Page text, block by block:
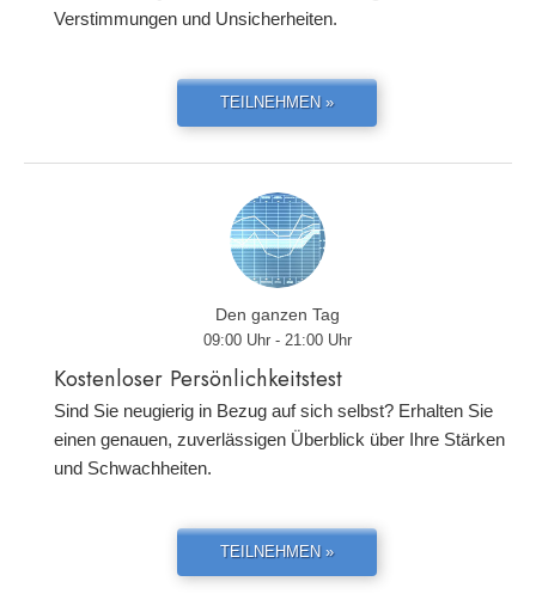
Verstimmungen und Unsicherheiten.
TEILNEHMEN »
Den ganzen Tag
09:00 Uhr - 21:00 Uhr
Kostenloser Persönlichkeitstest
Sind Sie neugierig in Bezug auf sich selbst? Erhalten Sie
einen genauen, zuverlässigen Überblick über Ihre Stärken
und Schwachheiten.
TEILNEHMEN »